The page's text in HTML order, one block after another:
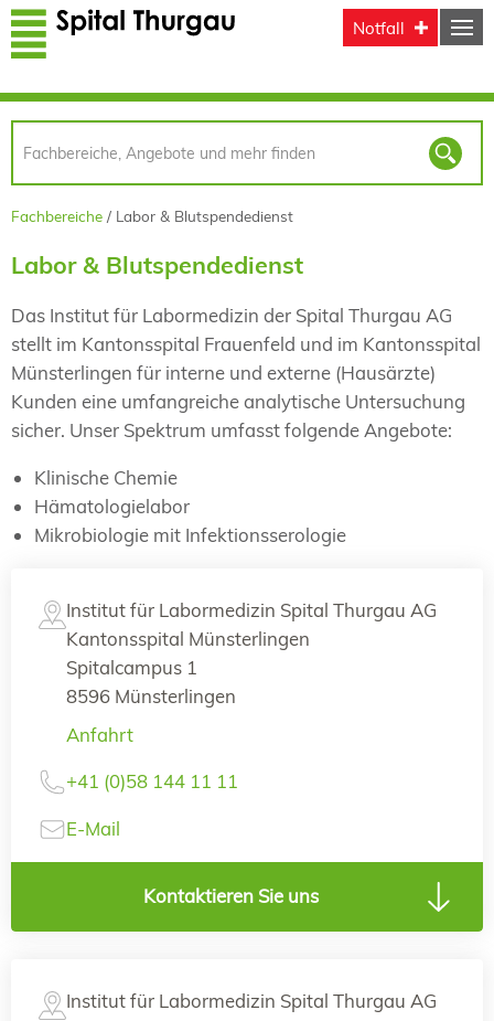
Direkt zum Inhalt
Notfall
Fachbereiche Labor & Blutspendedienst
Labor & Blutspendedienst
Das Institut für Labormedizin der Spital Thurgau AG
stellt im Kantonsspital Frauenfeld und im Kantonsspital
Münsterlingen für interne und externe (Hausärzte)
Kunden eine umfangreiche analytische Untersuchung
sicher. Unser Spektrum umfasst folgende Angebote:
Klinische Chemie
Hämatologielabor
Mikrobiologie mit Infektionsserologie
Institut für Labormedizin Spital Thurgau AG
Kantonsspital Münsterlingen
Spitalcampus 1
8596 Münsterlingen
Anfahrt
+41 (0)58 144 11 11
E-Mail
Kontaktieren Sie uns
Institut für Labormedizin Spital Thurgau AG